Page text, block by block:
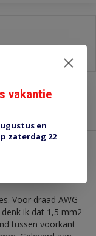
Voor draad AWG
ik dat 1,5 mm2
tussen voorkant
vakantie
en
zaterdag 22